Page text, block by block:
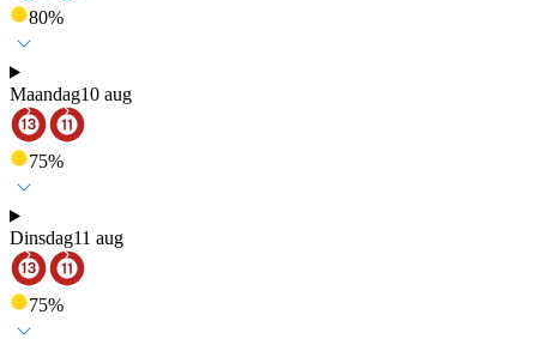
80%
Maandag10 aug
75%
Dinsdag11 aug
75%